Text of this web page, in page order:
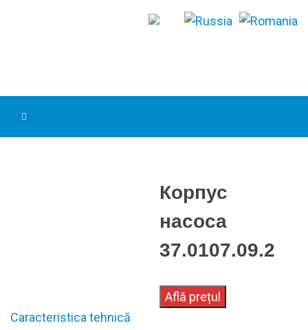
Корпус
насоса
37.0107.09.2
Află prețul
Caracteristica tehnică